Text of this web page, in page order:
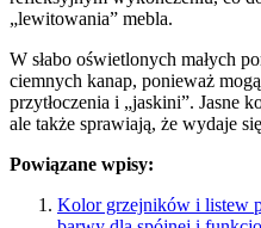
„lewitowania” mebla.
W słabo oświetlonych małych
ciemnych kanap, ponieważ
przytłoczenia i „jaskini”. Jasne
ale także sprawiają, że wydaje
Powiązane wpisy:
Kolor grzejników i listew